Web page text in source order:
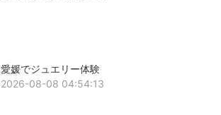
愛媛でジュエリー体験
2026-08-08 04:54:13